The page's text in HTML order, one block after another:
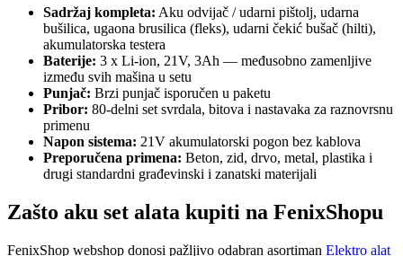
Sadržaj kompleta: Aku odvijač / udarni pištolj, udarna
bušilica, ugaona brusilica (fleks), udarni čekić bušač (hilti),
akumulatorska testera
Baterije: 3 x Li-ion, 21V, 3Ah — međusobno zamenljive
između svih mašina u setu
Punjač: Brzi punjač isporučen u paketu
Pribor: 80-delni set svrdala, bitova i nastavaka za raznovrsnu
primenu
Napon sistema: 21V akumulatorski pogon bez kablova
Preporučena primena: Beton, zid, drvo, metal, plastika i
drugi standardni građevinski i zanatski materijali
Zašto aku set alata kupiti na FenixShopu
FenixShop webshop donosi pažljivo odabran asortiman Elektro alat